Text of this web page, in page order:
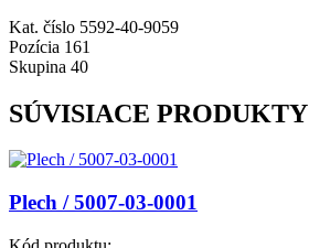
Kat. číslo 5592-40-9059
Pozícia 161
Skupina 40
SÚVISIACE PRODUKTY
Plech / 5007-03-0001